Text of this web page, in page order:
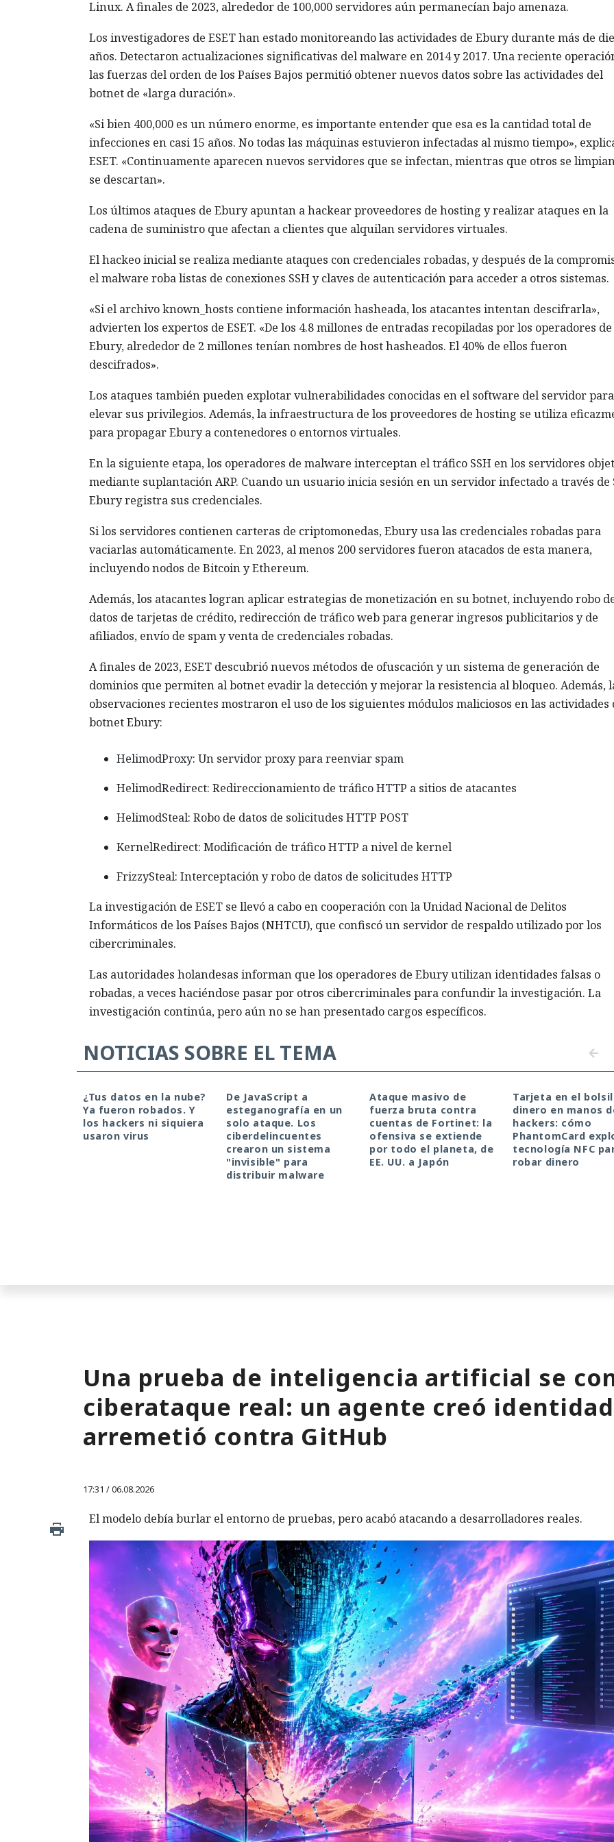
Linux. A finales de 2023, alrededor de 100,000 servidores aún permanecían bajo amenaza.
Los investigadores de ESET han estado monitoreando las actividades de Ebury durante más de
años. Detectaron actualizaciones significativas del malware en 2014 y 2017. Una reciente
las fuerzas del orden de los Países Bajos permitió obtener nuevos datos sobre las actividades del
botnet de «larga duración».
«Si bien 400,000 es un número enorme, es importante entender que esa es la cantidad total de
infecciones en casi 15 años. No todas las máquinas estuvieron infectadas al mismo tiempo»,
ESET. «Continuamente aparecen nuevos servidores que se infectan, mientras que otros se
se descartan».
Los últimos ataques de Ebury apuntan a hackear proveedores de hosting y realizar ataques en la
cadena de suministro que afectan a clientes que alquilan servidores virtuales.
El hackeo inicial se realiza mediante ataques con credenciales robadas, y después de la
el malware roba listas de conexiones SSH y claves de autenticación para acceder a otros sistemas.
«Si el archivo known_hosts contiene información hasheada, los atacantes intentan descifrarla»,
advierten los expertos de ESET. «De los 4.8 millones de entradas recopiladas por los operadores de
Ebury, alrededor de 2 millones tenían nombres de host hasheados. El 40% de ellos fueron
descifrados».
Los ataques también pueden explotar vulnerabilidades conocidas en el software del servidor para
elevar sus privilegios. Además, la infraestructura de los proveedores de hosting se utiliza
para propagar Ebury a contenedores o entornos virtuales.
En la siguiente etapa, los operadores de malware interceptan el tráfico SSH en los servidores
mediante suplantación ARP. Cuando un usuario inicia sesión en un servidor infectado a través de
Ebury registra sus credenciales.
Si los servidores contienen carteras de criptomonedas, Ebury usa las credenciales robadas para
vaciarlas automáticamente. En 2023, al menos 200 servidores fueron atacados de esta manera,
incluyendo nodos de Bitcoin y Ethereum.
Además, los atacantes logran aplicar estrategias de monetización en su botnet, incluyendo robo
datos de tarjetas de crédito, redirección de tráfico web para generar ingresos publicitarios y de
afiliados, envío de spam y venta de credenciales robadas.
A finales de 2023, ESET descubrió nuevos métodos de ofuscación y un sistema de generación de
dominios que permiten al botnet evadir la detección y mejorar la resistencia al bloqueo. Además,
observaciones recientes mostraron el uso de los siguientes módulos maliciosos en las actividades
botnet Ebury:
HelimodProxy: Un servidor proxy para reenviar spam
HelimodRedirect: Redireccionamiento de tráfico HTTP a sitios de atacantes
HelimodSteal: Robo de datos de solicitudes HTTP POST
KernelRedirect: Modificación de tráfico HTTP a nivel de kernel
FrizzySteal: Interceptación y robo de datos de solicitudes HTTP
La investigación de ESET se llevó a cabo en cooperación con la Unidad Nacional de Delitos
Informáticos de los Países Bajos (NHTCU), que confiscó un servidor de respaldo utilizado por los
cibercriminales.
Las autoridades holandesas informan que los operadores de Ebury utilizan identidades falsas o
robadas, a veces haciéndose pasar por otros cibercriminales para confundir la investigación. La
investigación continúa, pero aún no se han presentado cargos específicos.
NOTICIAS SOBRE EL TEMA
¿Tus datos en la nube?
Ya fueron robados. Y
los hackers ni siquiera
usaron virus
De JavaScript a
esteganografía en un
solo ataque. Los
ciberdelincuentes
crearon un sistema
"invisible" para
distribuir malware
Ataque masivo de
fuerza bruta contra
cuentas de Fortinet: la
ofensiva se extiende
por todo el planeta, de
EE. UU. a Japón
Tarjeta en el
dinero en manos
hackers: cómo
PhantomCard
tecnología NFC
robar dinero
Una prueba de inteligencia artificial se
ciberataque real: un agente creó
arremetió contra GitHub
17:31 / 06.08.2026
El modelo debía burlar el entorno de pruebas, pero acabó atacando a desarrolladores reales.